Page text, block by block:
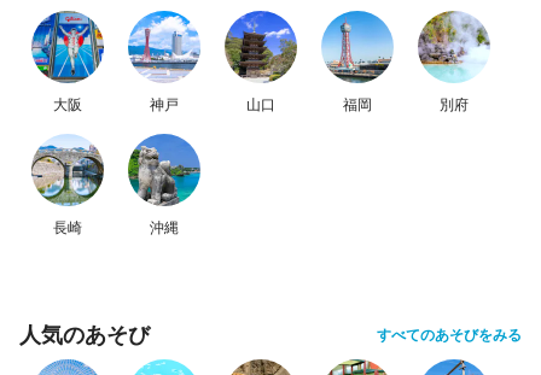
大阪 神戸 山口 福岡 別府
長崎 沖縄
人気のあそび すべてのあそびをみる